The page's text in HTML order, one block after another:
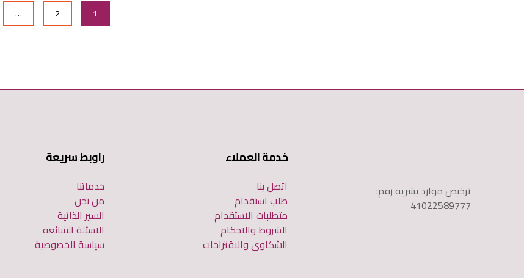
1
2
…
ترخيص موارد بشريه رقم:
41022589777
خدمة العملاء
اتصل بنا
طلب استقدام
متطلبات الاستقدام
الشروط والاحكام
الشكاوى والاقتراحات
راوبط سريعة
خدماتنا
من نحن
السير الذاتية
الاسئلة الشائعة
سياسة الخصوصية